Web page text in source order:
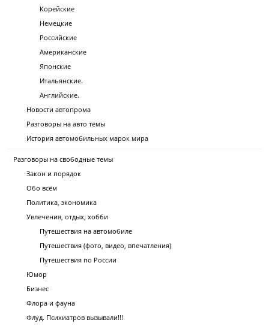
Корейские
Немецкие
Российские
Американские
Японские
Итальянские.
Английские.
Новости автопрома
Разговоры на авто темы
История автомобильных марок мира
Разговоры на свободные темы
Закон и порядок
Обо всём
Политика, экономика
Увлечения, отдых, хобби
Путешествия на автомобиле
Путешествия (фото, видео, впечатления)
Путешествия по России
Юмор
Бизнес
Флора и фауна
Флуд. Психиатров вызывали!!!